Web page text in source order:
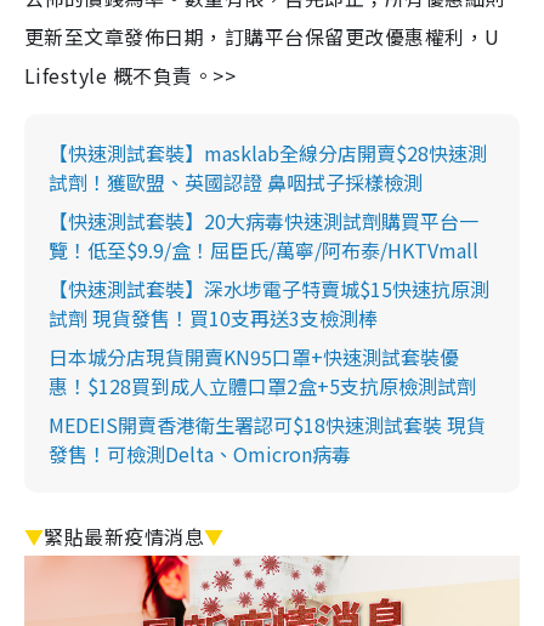
更新至文章發佈日期，訂購平台保留更改優惠權利，U
Lifestyle 概不負責。>>
【快速測試套裝】masklab全線分店開賣$28快速測
試劑！獲歐盟、英國認證 鼻咽拭子採樣檢測
【快速測試套裝】20大病毒快速測試劑購買平台一
覽！低至$9.9/盒！屈臣氏/萬寧/阿布泰/HKTVmall
【快速測試套裝】深水埗電子特賣城$15快速抗原測
試劑 現貨發售！買10支再送3支檢測棒
日本城分店現貨開賣KN95口罩+快速測試套裝優
惠！$128買到成人立體口罩2盒+5支抗原檢測試劑
MEDEIS開賣香港衛生署認可$18快速測試套裝 現貨
發售！可檢測Delta、Omicron病毒
▼緊貼最新疫情消息▼